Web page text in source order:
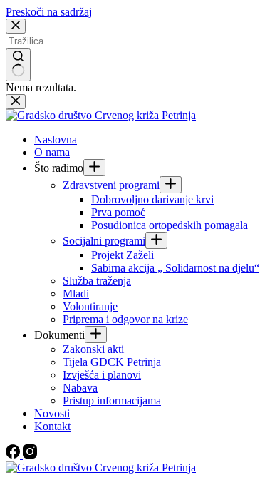
Preskoči na sadržaj
Nema rezultata.
Naslovna
O nama
Što radimo
Zdravstveni programi
Dobrovoljno darivanje krvi
Prva pomoć
Posudionica ortopedskih pomagala
Socijalni programi
Projekt Zaželi
Sabirna akcija „ Solidarnost na djelu“
Služba traženja
Mladi
Volontiranje
Priprema i odgovor na krize
Dokumenti
Zakonski akti
Tijela GDCK Petrinja
Izvješća i planovi
Nabava
Pristup informacijama
Novosti
Kontakt